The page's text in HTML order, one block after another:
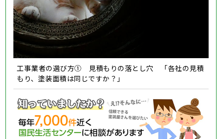
工事業者の選び方① 見積もりの落とし穴 「各社の見積
もり、塗装面積は同じですか？」